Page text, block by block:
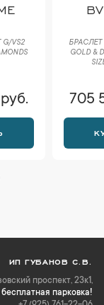
G/VS2
БРАСЛЕТ
GOLD &
705
ИП ГУБАНОВ С.В.
проспект, 23к1,
бесплатная парковка!